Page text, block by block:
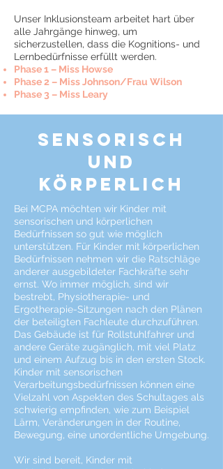
Unser Inklusionsteam arbeitet hart über
alle Jahrgänge hinweg, um
sicherzustellen, dass die Kognitions- und
Lernbedürfnisse erfüllt werden.
Phase 1 – Miss Howse
Phase 2 – Miss Johnson/Frau Wilson
Phase 3 – Miss Leary
sensorisch
und
körperlich
Bei MCPA möchten wir Kinder mit
sensorischen und körperlichen
Bedürfnissen so gut wie möglich
unterstützen. Für Kinder mit körperlichen
Bedürfnissen nehmen wir die Ratschläge
anderer ausgebildeter Fachkräfte sehr
ernst. Wo immer möglich, sind wir
bestrebt, Physiotherapie- und
Ergotherapie-Sitzungen nach den Plänen
der beteiligten Fachleute durchzuführen.
Das Gebäude ist für Rollstuhlfahrer und
andere Geräte zugänglich, mit viel Platz
und einem Aufzug bis in den ersten Stock.
Kinder mit sensorischen
Verarbeitungsbedürfnissen können eine
Vielzahl von Aspekten des Schultages als
schwierig empfinden, wie zum Beispiel
Lärm, Veränderungen in der Routine,
Bewegung, eine unordentliche Umgebung.
Wir sind bereit, Kinder mit